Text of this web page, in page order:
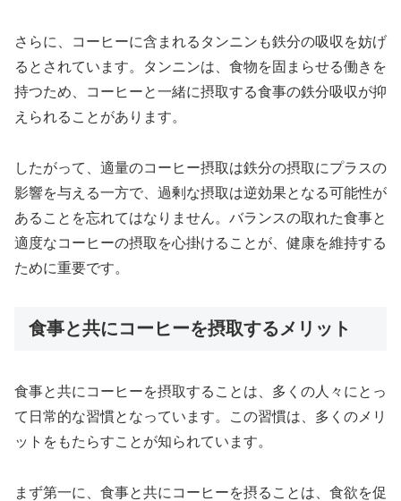
さらに、コーヒーに含まれるタンニンも鉄分の吸収を妨げ
るとされています。タンニンは、食物を固まらせる働きを
持つため、コーヒーと一緒に摂取する食事の鉄分吸収が抑
えられることがあります。
したがって、適量のコーヒー摂取は鉄分の摂取にプラスの
影響を与える一方で、過剰な摂取は逆効果となる可能性が
あることを忘れてはなりません。バランスの取れた食事と
適度なコーヒーの摂取を心掛けることが、健康を維持する
ために重要です。
食事と共にコーヒーを摂取するメリット
食事と共にコーヒーを摂取することは、多くの人々にとっ
て日常的な習慣となっています。この習慣は、多くのメリ
ットをもたらすことが知られています。
まず第一に、食事と共にコーヒーを摂ることは、食欲を促